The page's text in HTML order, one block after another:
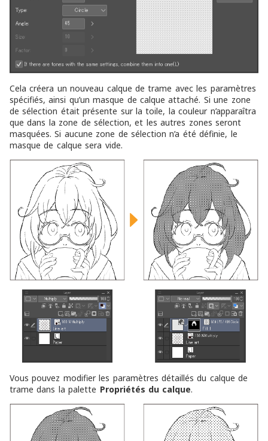
Cela créera un nouveau calque de trame avec les paramètres
spécifiés, ainsi qu’un masque de calque attaché. Si une zone
de sélection était présente sur la toile, la couleur n’apparaîtra
que dans la zone de sélection, et les autres zones seront
masquées. Si aucune zone de sélection n’a été définie, le
masque de calque sera vide.
Vous pouvez modifier les paramètres détaillés du calque de
trame dans la palette Propriétés du calque.